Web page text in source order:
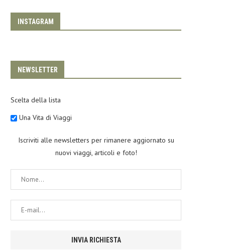
INSTAGRAM
NEWSLETTER
Scelta della lista
Una Vita di Viaggi
Iscriviti alle newsletters per rimanere aggiornato su
nuovi viaggi, articoli e foto!